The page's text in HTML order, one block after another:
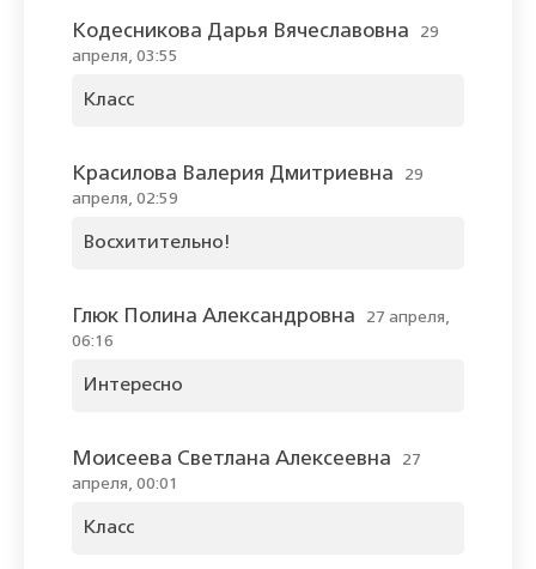
Кодесникова Дарья Вячеславовна
29
апреля, 03:55
Класс
Красилова Валерия Дмитриевна
29
апреля, 02:59
Восхитительно!
Глюк Полина Александровна
27 апреля,
06:16
Интересно
Моисеева Светлана Алексеевна
27
апреля, 00:01
Класс